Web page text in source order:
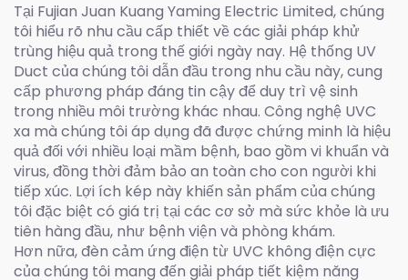
Tại Fujian Juan Kuang Yaming Electric Limited, chúng
tôi hiểu rõ nhu cầu cấp thiết về các giải pháp khử
trùng hiệu quả trong thế giới ngày nay. Hệ thống UV
Duct của chúng tôi dẫn đầu trong nhu cầu này, cung
cấp phương pháp đáng tin cậy để duy trì vệ sinh
trong nhiều môi trường khác nhau. Công nghệ UVC
xa mà chúng tôi áp dụng đã được chứng minh là hiệu
quả đối với nhiều loại mầm bệnh, bao gồm vi khuẩn và
virus, đồng thời đảm bảo an toàn cho con người khi
tiếp xúc. Lợi ích kép này khiến sản phẩm của chúng
tôi đặc biệt có giá trị tại các cơ sở mà sức khỏe là ưu
tiên hàng đầu, như bệnh viện và phòng khám.
Hơn nữa, đèn cảm ứng điện từ UVC không điện cực
của chúng tôi mang đến giải pháp tiết kiệm năng